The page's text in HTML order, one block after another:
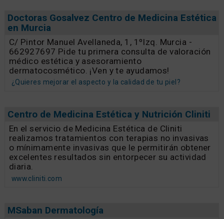
Doctoras Gosalvez Centro de Medicina Estética
en Murcia
C/ Pintor Manuel Avellaneda, 1, 1ºIzq. Murcia -
662927697 Pide tu primera consulta de valoración
médico estética y asesoramiento
dermatocosmético. ¡Ven y te ayudamos!
¿Quieres mejorar el aspecto y la calidad de tu piel?
Centro de Medicina Estética y Nutrición Cliniti
En el servicio de Medicina Estética de Cliniti
realizamos tratamientos con terapias no invasivas
o mínimamente invasivas que le permitirán obtener
excelentes resultados sin entorpecer su actividad
diaria.
www.cliniti.com
MSaban Dermatología